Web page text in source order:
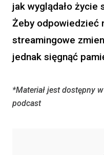
jak wyglądało życie
Żeby odpowiedzieć
streamingowe
jednak sięgnąć
*Materiał jest dostępny
podcast